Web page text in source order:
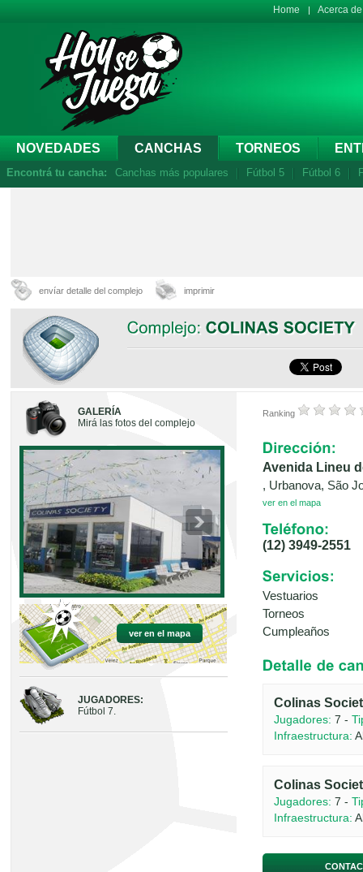
Home Acerca
NOVEDADES CANCHAS TORNEOS
Encontrá tu cancha: Canchas más populares Fútbol 5 Fútbol 6
envíar detalle del complejo imprimir
GALERÍA
Mirá las fotos del complejo
ver en el mapa
JUGADORES:
Fútbol 7.
Ranking
Avenida Lineu
, Urbanova, São
ver en el mapa
(12) 3949-2551
Vestuarios
Torneos
Cumpleaños
Colinas
Jugadores: 7 -
Infraestructura:
Colinas
Jugadores: 7 -
Infraestructura: